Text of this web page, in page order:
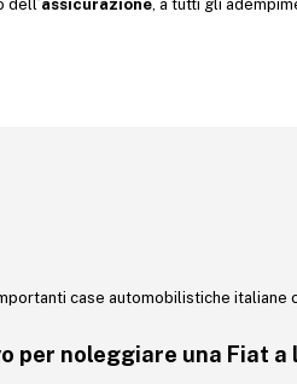
dell’assicurazione, a tutti gli
case automobilistiche
per noleggiare una Fiat a